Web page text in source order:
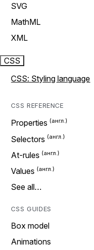
SVG
MathML
XML
CSS
CSS: Styling language
CSS REFERENCE
Properties
Selectors
At-rules
Values
See all…
CSS GUIDES
Box model
Animations